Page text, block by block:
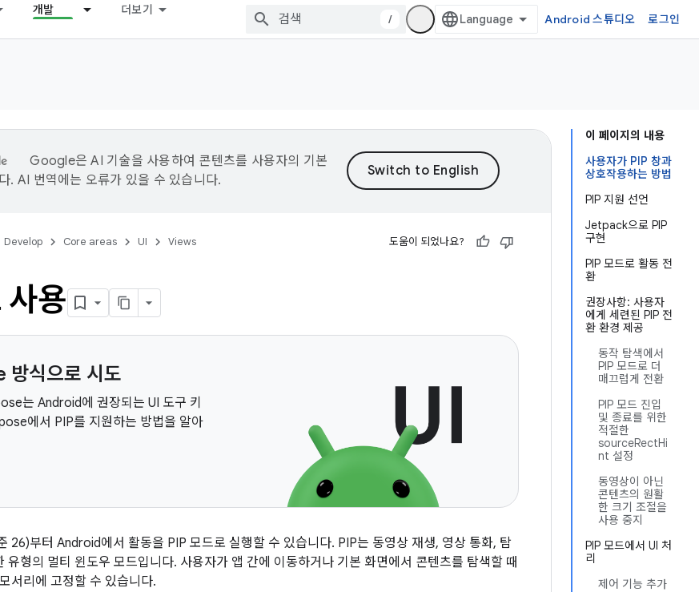
개발 더보기
/ Android 스튜디오 로그인
이 페이지의 내용
사용자가 PIP 창과
상호작용하는 방법
PIP 지원 선언
Jetpack으로 PIP
구현
PIP 모드로 활동 전
환
권장사항: 사용자
에게 세련된 PIP 전
환 환경 제공
동작 탐색에서
PIP 모드로 더
매끄럽게 전환
PIP 모드 진입
및 종료를 위한
적절한
sourceRectHi
nt 설정
동영상이 아닌
콘텐츠의 원활
한 크기 조절을
사용 중지
PIP 모드에서 UI 처
리
제어 기능 추가
Google은 AI 기술을 사용하여 콘텐츠를 사용자의 기본
. AI 번역에는 오류가 있을 수 있습니다.
Develop Core areas UI Views 도움이 되었나요?
사용
식으로 시도
는 Android에 권장되는 UI 도구 키
에서 PIP를 지원하는 방법을 알아
26)부터 Android에서 활동을 PIP 모드로 실행할 수 있습니다. PIP는 동영상 재생, 영상 통화, 탐
유형의 멀티 윈도우 모드입니다. 사용자가 앱 간에 이동하거나 기본 화면에서 콘텐츠를 탐색할 때
서리에 고정할 수 있습니다.